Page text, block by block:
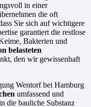
in einer
die oft
Sie sich auf wichtigere
garantiert die restlose
Bakterien und
belasteten
den wir gewissenhaft
Wentorf bei Hamburg
umfassend und
die bauliche Substanz